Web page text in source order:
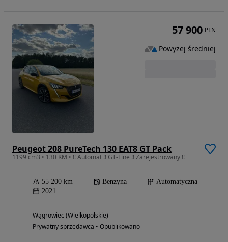
Peugeot 208 PureTech 130 EAT8 GT Pack
1199 cm3 • 130 KM • !! Automat !! GT-Line !! Zarejestrowany !!
55 200 km Benzyna
Automatyczna
2021
Wągrowiec (Wielkopolskie)
Prywatny sprzedawca • Opublikowano
57 900 PLN
Powyżej średniej